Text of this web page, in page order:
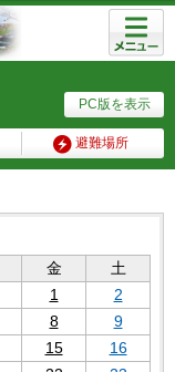
PC版を表示
避難場所
メニュ
ー
金
土
1
2
8
9
15
16